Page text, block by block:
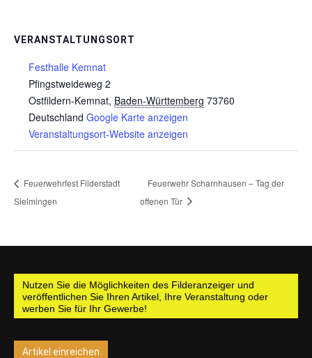
VERANSTALTUNGSORT
Festhalle Kemnat
Pfingstweideweg 2
Ostfildern-Kemnat, Baden-Württemberg 73760
Deutschland Google Karte anzeigen
Veranstaltungsort-Website anzeigen
Feuerwehrfest Filderstadt
Sielmingen
Feuerwehr Scharnhausen – Tag der
offenen Tür
Nutzen Sie die Möglichkeiten des Filderanzeiger und
veröffentlichen Sie Ihren Artikel, Ihre Veranstaltung oder
werben Sie für Ihr Gewerbe!
Artikel einreichen